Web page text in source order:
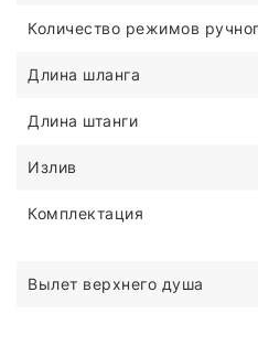
Количество режимов
Длина шланга
Длина штанги
Излив
Комплектация
Вылет верхнего душа